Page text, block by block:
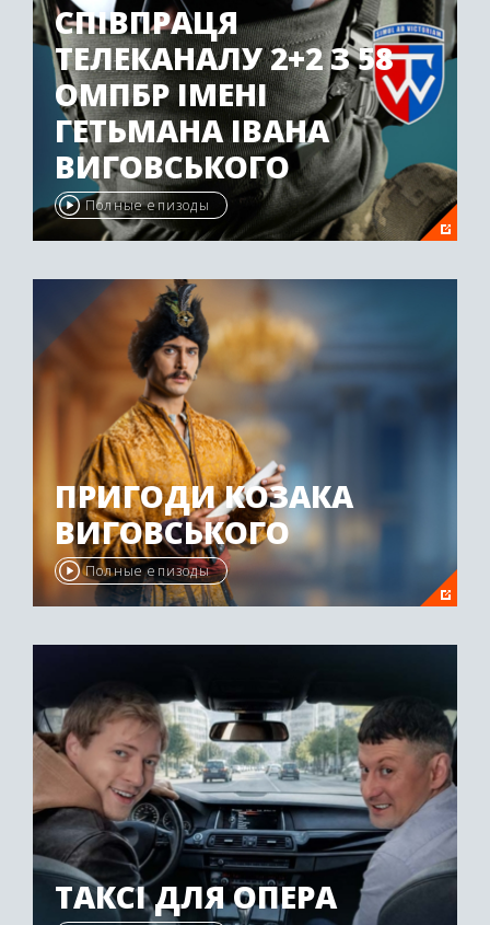
СПІВПРАЦЯ
ТЕЛЕКАНАЛУ 2+2 З 58
ОМПБР ІМЕНІ
ГЕТЬМАНА ІВАНА
ВИГОВСЬКОГО
Полные епизоды
ПРИГОДИ КОЗАКА
ВИГОВСЬКОГО
Полные епизоды
ТАКСІ ДЛЯ ОПЕРА